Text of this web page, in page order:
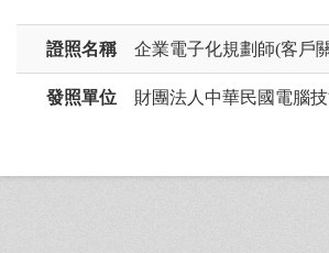
證照名稱 企業電子化規劃師(客戶
發照單位 財團法人中華民國電腦